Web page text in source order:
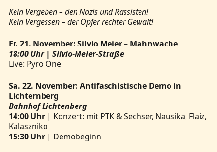
Kein Vergeben – den Nazis und Rassisten!
Kein Vergessen – der Opfer rechter Gewalt!
Fr. 21. November: Silvio Meier – Mahnwache
18:00 Uhr | Silvio-Meier-Straße
Live: Pyro One
Sa. 22. November: Antifaschistische Demo in
Lichternberg
Bahnhof Lichtenberg
14:00 Uhr| Konzert: mit PTK & Sechser, Nausika, Flaiz,
Kalaszniko
15:30 Uhr| Demobeginn